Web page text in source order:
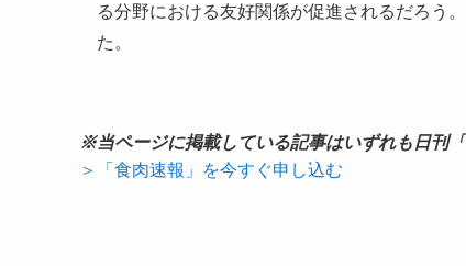
る分野における友好関係が促進されるだろう
た。
※当ページに掲載している記事はいずれも日刊
＞「食肉速報」を今すぐ申し込む